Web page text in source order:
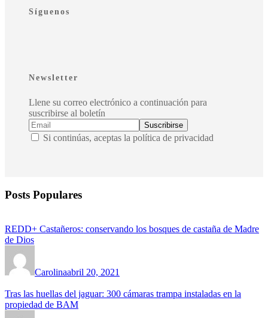
Síguenos
Newsletter
Llene su correo electrónico a continuación para
suscribirse al boletín
Si continúas, aceptas la política de privacidad
Posts Populares
REDD+ Castañeros: conservando los bosques de castaña de Madre
de Dios
Carolinaabril 20, 2021
Tras las huellas del jaguar: 300 cámaras trampa instaladas en la
propiedad de BAM